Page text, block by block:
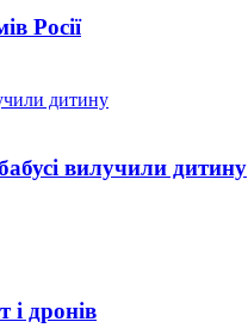
Росії
вилучили дитину
і дронів